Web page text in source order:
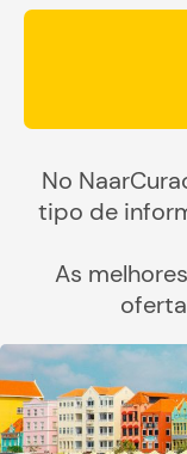
No
tipo de
As